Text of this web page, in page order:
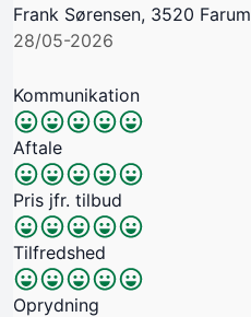
Frank Sørensen, 3520 Farum
28/05-2026
Kommunikation
Aftale
Pris jfr. tilbud
Tilfredshed
Oprydning